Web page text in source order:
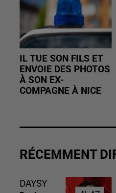
IL TUE SON FILS ET
ENVOIE DES PHOTOS
À SON EX-
COMPAGNE À NICE
RÉCEMMENT
DAYSY